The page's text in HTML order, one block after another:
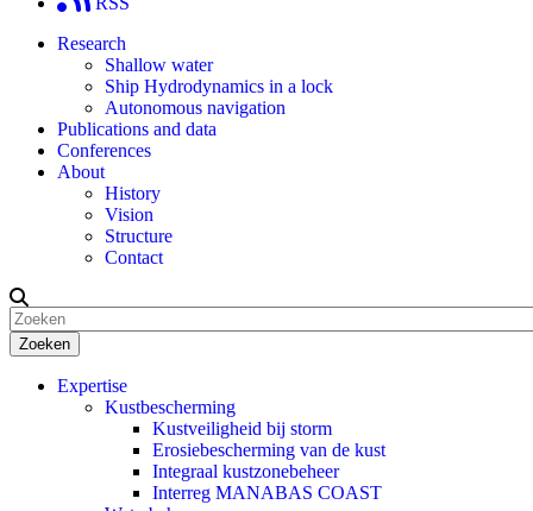
Research
Shallow water
Ship Hydrodynamics in a lock
Autonomous navigation
Publications and data
Conferences
About
History
Vision
Structure
Contact
Zoeken
Expertise
Kustbescherming
Kustveiligheid bij storm
Erosiebescherming van de kust
Integraal kustzonebeheer
Interreg MANABAS COAST